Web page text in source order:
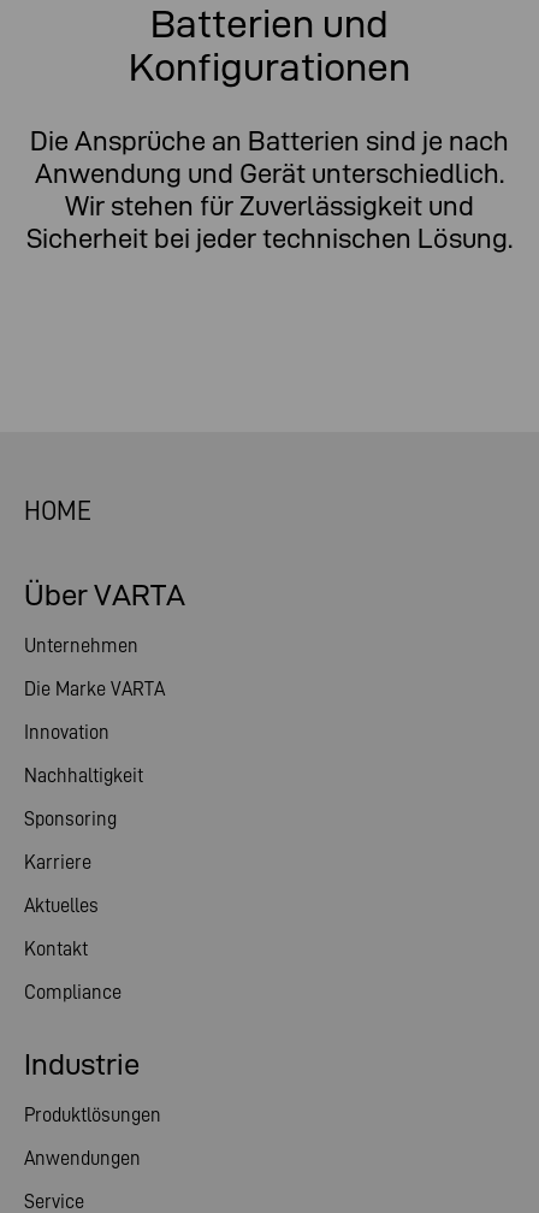
Batterien und
Konfigurationen
Die Ansprüche an Batterien sind je nach
Anwendung und Gerät unterschiedlich.
Wir stehen für Zuverlässigkeit und
Sicherheit bei jeder technischen Lösung.
HOME
Über VARTA
Unternehmen
Die Marke VARTA
Innovation
Nachhaltigkeit
Sponsoring
Karriere
Aktuelles
Kontakt
Compliance
Industrie
Produktlösungen
Anwendungen
Service